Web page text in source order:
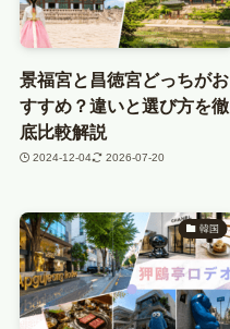
景福宮と昌徳宮どっちがお
すすめ？違いと選び方を徹
底比較解説
2024-12-04 2026-07-20
韓国